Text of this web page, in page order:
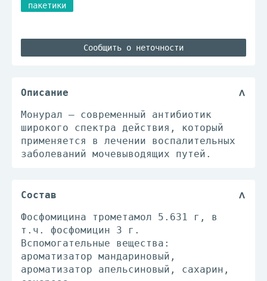
пакетики
Сообщить о неточности
Описание
Монурал – современный антибиотик
широкого спектра действия, который
применяется в лечении воспалительных
заболеваний мочевыводящих путей.
Состав
Фосфомицина трометамол 5.631 г, в
т.ч. фосфомицин 3 г.
Вспомогательные вещества:
ароматизатор мандариновый,
ароматизатор апельсиновый, сахарин,